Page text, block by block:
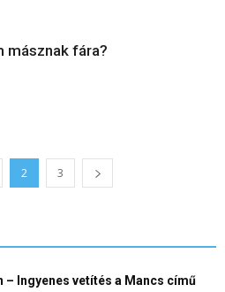
másznak fára?
2 3
Ingyenes vetítés a Mancs című